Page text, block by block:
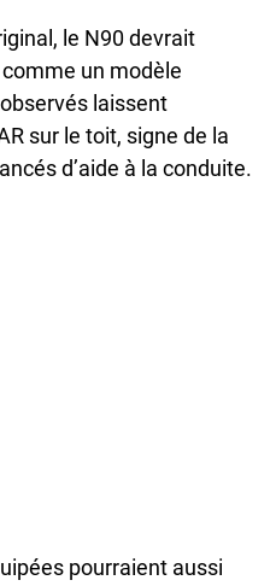
le N90 devrait
un modèle
laissent
sur le toit, signe de la
d’aide à la conduite.
pourraient aussi